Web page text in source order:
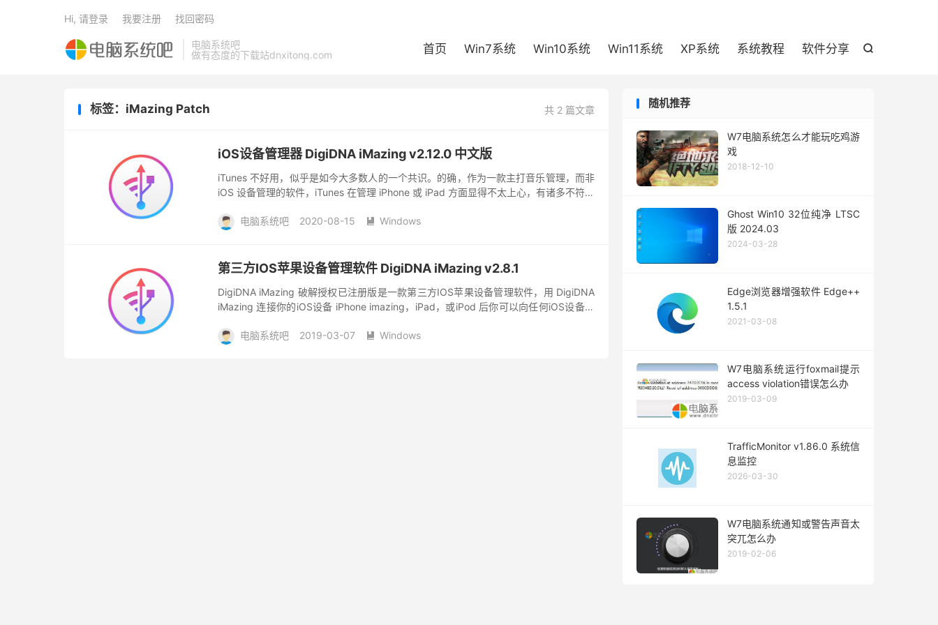
电脑系统吧
做有态度的下载站dnxitong.com

首页 Win7系统 Win10系统 Win11系统 XP系统 系统教程 软件分享
Hi, 请登录 我要注册 找回密码
共 2 篇文章
标签：iMazing Patch
iOS设备管理器 DigiDNA iMazing v2.12.0 中文版
iTunes 不好用，似乎是如今大多数人的一个共识。的确，作为一款主打音乐管理，而非
iOS 设备管理的软件，iTunes 在管理 iPhone 或 iPad 方面显得不太上心，有诸多不符合
电脑系统吧
2020-08-15  Windows
第三方IOS苹果设备管理软件 DigiDNA iMazing v2.8.1
DigiDNA iMazing 破解授权已注册版是一款第三方IOS苹果设备管理软件，用 DigiDNA
iMazing 连接你的iOS设备 iPhone imazing，iPad，或iPod 后你可以向任何iOS设备或
电脑系统吧
2019-03-07  Windows
随机推荐
W7电脑系统怎么才能玩吃鸡游
戏
2018-12-10
Ghost Win10 32位纯净 LTSC
版 2024.03
2024-03-28
Edge浏览器增强软件 Edge++
1.5.1
2021-03-08
W7电脑系统运行foxmail提示
access violation错误怎么办
2019-03-09
TrafficMonitor v1.86.0 系统信
息监控
2026-03-30
W7电脑系统通知或警告声音太
突兀怎么办
2019-02-06